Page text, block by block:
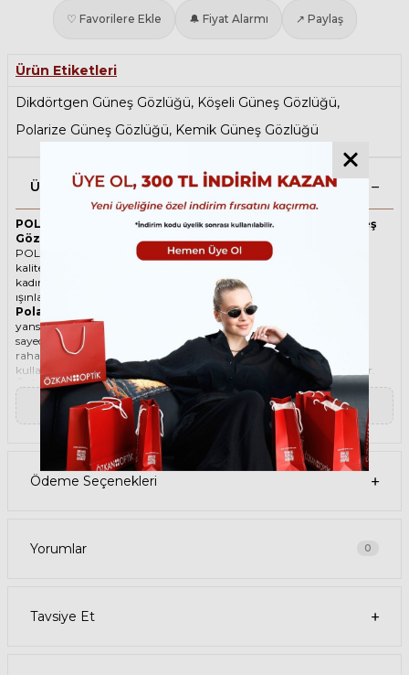
♡ Favorilere Ekle 🔔 Fiyat Alarmı ↗ Paylaş
Ürün Etiketleri
Dikdörtgen Güneş Gözlüğü, Köşeli Güneş Gözlüğü,
Polarize Güneş Gözlüğü, Kemik Güneş Gözlüğü
Ürün Açıklaması
POLAROID KIDS 8035 1ED 45 Polarize İki Renk Çocuk Güneş
Gözlüğü
POLAROID KIDS ikonik Dikdörtgen Asetat güneş gözlüğü, tarzı ve
kaliteli malzemesi ile göz alıcı bir aksesuar. Hem erkekler hem de
kadınlar için uygun olan bu güneş gözlüğü, güneşin zararlı
ışınlarından korunmanızı sağlarken, stilinizi de yansıtır.
Polarize güneş gözlüğü
, güneş ışınlarının yatay yüzeylerden
yansımasını engelleyen özel bir filtre içeren bir gözlük türüdür. Bu
sayede, gözlerinizin parlama, yansıma, kamaşma gibi
rahatsızlıklardan korunmasını sağlar. Polarize güneş gözlüğü
kullanmak, hem görüş kalitenizi artırır hem de göz sağlığınızı korur.
Ürün Faydaları
• POLAROID KIDS 8035 1ED 45 Polarize İki Renk Çocuk güneş
gözlüğü, yüksek kaliteli Asetat çerçeveye ve Organik lense sahiptir.
Bu malzemeler, güneş gözlüğünüzün uzun ömürlü, dayanıklı ve
konforlu olmasını sağlar.
• POLAROID KIDS 8035 1ED 45 Çocuk Polarize İki Renk güneş
gözlüğü, %100 UV koruması sunar. Bu sayede, gözlerinizi güneşin
zararlı ışınlarından korur ve göz sağlığınızı korur. Yeşil cam rengi,
Gözlüğü
• POLAROID KIDS 8035 1ED 45 Polarize İki Renk Çocuk güneş
▼ Devamını Oku
Ödeme Seçenekleri
Yorumlar 0
Tavsiye Et